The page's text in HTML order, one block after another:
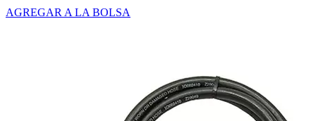
AGREGAR A LA BOLSA